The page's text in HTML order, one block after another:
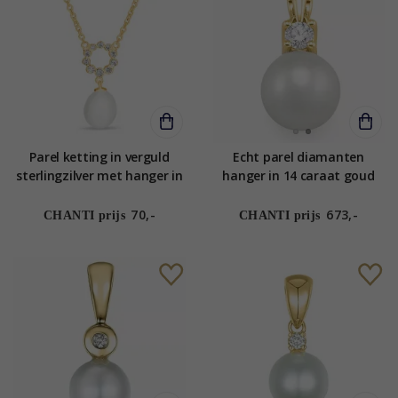
Parel ketting in verguld
sterlingzilver met hanger in
CHANTI prijs 70,-
Echt parel diamanten
hanger in 14 caraat goud
CHANTI prijs 673,-